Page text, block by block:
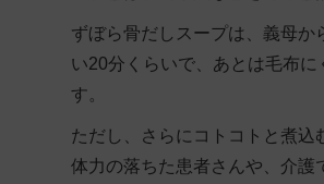
ずぼら骨だしスープは、義母
い20分くらいで、あとは毛布
す。
ただし、さらにコトコトと煮込
体力の落ちた患者さんや、介護